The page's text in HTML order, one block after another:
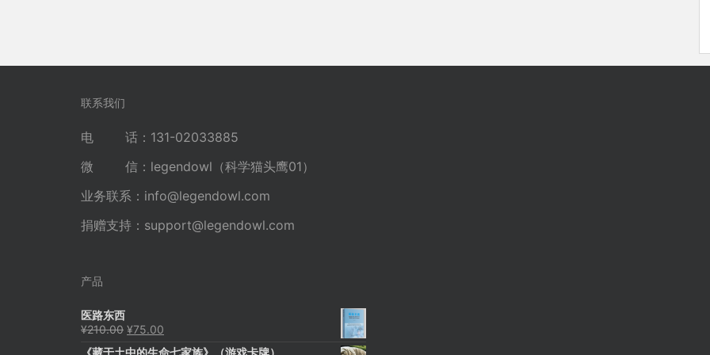
联系我们
电 话：131-02033885
微 信：legendowl（科学猫头鹰01）
业务联系： info@legendowl.com
捐赠支持： support@legendowl.com
产品
医路东西
¥210.00 原
¥75.00